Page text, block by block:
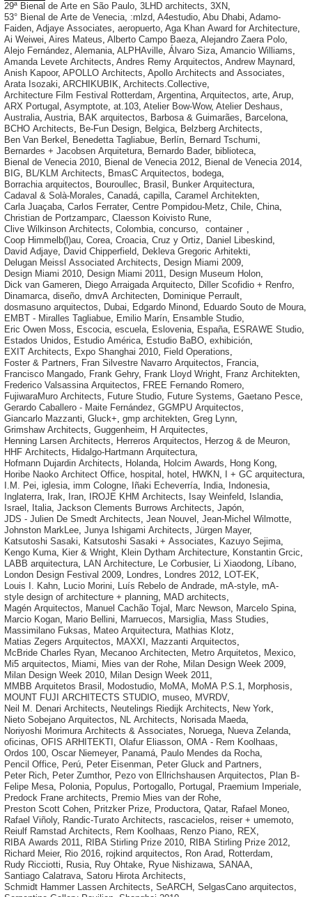
29ª Bienal de Arte en São Paulo, 3LHD architects, 3XN,
53° Bienal de Arte de Venecia, :mlzd, A4estudio, Abu Dhabi, Adamo-
Faiden, Adjaye Associates, aeropuerto, Aga Khan Award for Architecture,
Ai Weiwei, Aires Mateus, Alberto Campo Baeza, Alejandro Zaera Polo,
Alejo Fernández, Alemania, ALPHAville, Álvaro Siza, Amancio Williams,
Amanda Levete Architects, Andres Remy Arquitectos, Andrew Maynard,
Anish Kapoor, APOLLO Architects, Apollo Architects and Associates,
Arata Isozaki, ARCHIKUBIK, Architects.Collective,
Architecture Film Festival Rotterdam, Argentina, Arquitectos, arte, Arup,
ARX Portugal , Asymptote, at.103, Atelier Bow-Wow, Atelier Deshaus,
Australia, Austria, BAK arquitectos, Barbosa & Guimarães, Barcelona,
BCHO Architects, Be-Fun Design, Belgica, Belzberg Architects,
Ben Van Berkel , Benedetta Tagliabue, Berlín, Bernard Tschumi,
Bernardes + Jacobsen Arquitetura, Bernardo Bader, biblioteca,
Bienal de Venecia 2010, Bienal de Venecia 2012, Bienal de Venecia 2014,
BIG, BL/KLM Architects, BmasC Arquitectos, bodega,
Borrachia arquitectos, Bouroullec, Brasil , Bunker Arquitectura,
Cadaval & Solà-Morales, Canadá, capilla, Caramel Architekten,
Carla Juaçaba, Carlos Ferrater, Centre Pompidou-Metz, Chile, China,
Christian de Portzamparc, Claesson Koivisto Rune,
Clive Wilkinson Architects, Colombia, concurso, container ,
Coop Himmelb(l)au, Corea, Croacia, Cruz y Ortiz, Daniel Libeskind,
David Adjaye, David Chipperfield, Dekleva Gregoric Arhitekti,
Delugan Meissl Associated Architects, Design Miami 2009,
Design Miami 2010, Design Miami 2011, Design Museum Holon,
Dick van Gameren, Diego Arraigada Arquitecto, Diller Scofidio + Renfro,
Dinamarca, diseño, dmvA Architecten, Dominique Perrault,
dosmasuno arquitectos, Dubai, Edgardo Minond, Eduardo Souto de Moura,
EMBT - Miralles Tagliabue, Emilio Marín, Ensamble Studio,
Eric Owen Moss, Escocia, escuela, Eslovenia, España, ESRAWE Studio,
Estados Unidos, Estudio América, Estudio BaBO, exhibición,
EXIT Architects, Expo Shanghai 2010, Field Operations,
Foster & Partners, Fran Silvestre Navarro Arquitectos, Francia,
Francisco Mangado, Frank Gehry, Frank Lloyd Wright, Franz Architekten,
Frederico Valsassina Arquitectos, FREE Fernando Romero,
FujiwaraMuro Architects, Future Studio, Future Systems, Gaetano Pesce,
Gerardo Caballero - Maite Fernández, GGMPU Arquitectos,
Giancarlo Mazzanti, Gluck+, gmp architekten, Greg Lynn,
Grimshaw Architects, Guggenheim, H Arquitectes,
Henning Larsen Architects, Herreros Arquitectos, Herzog & de Meuron,
HHF Architects, Hidalgo-Hartmann Arquitectura,
Hofmann Dujardin Architects, Holanda, Holcim Awards, Hong Kong,
Horibe Naoko Architect Office, hospital , hotel , HWKN, I + GC arquitectura,
I.M. Pei, iglesia, imm Cologne, Iñaki Echeverría, India, Indonesia,
Inglaterra, Irak, Iran, IROJE KHM Architects, Isay Weinfeld, Islandia,
Israel , Italia, Jackson Clements Burrows Architects, Japón,
JDS - Julien De Smedt Architects, Jean Nouvel , Jean-Michel Wilmotte,
Johnston MarkLee, Junya Ishigami Architects, Jürgen Mayer,
Katsutoshi Sasaki, Katsutoshi Sasaki + Associates, Kazuyo Sejima,
Kengo Kuma, Kier & Wright, Klein Dytham Architecture, Konstantin Grcic,
LABB arquitectura, LAN Architecture, Le Corbusier, Li Xiaodong, Líbano,
London Design Festival 2009, Londres, Londres 2012, LOT-EK,
Louis I. Kahn, Lucio Morini, Luís Rebelo de Andrade, mA-style, mA-
style design of architecture + planning, MAD architects,
Magén Arquitectos, Manuel Cachão Tojal , Marc Newson, Marcelo Spina,
Marcio Kogan, Mario Bellini, Marruecos, Marsiglia, Mass Studies,
Massimilano Fuksas, Mateo Arquitectura, Mathias Klotz,
Matias Zegers Arquitectos, MAXXI , Mazzanti Arquitectos,
McBride Charles Ryan, Mecanoo Architecten, Metro Arquitetos, Mexico,
Mi5 arquitectos, Miami, Mies van der Rohe, Milan Design Week 2009,
Milan Design Week 2010, Milan Design Week 2011,
MMBB Arquitetos Brasil , Modostudio, MoMA, MoMA P.S.1, Morphosis,
MOUNT FUJI ARCHITECTS STUDIO, museo, MVRDV,
Neil M. Denari Architects, Neutelings Riedijk Architects, New York,
Nieto Sobejano Arquitectos, NL Architects, Norisada Maeda,
Noriyoshi Morimura Architects & Associates, Noruega, Nueva Zelanda,
oficinas, OFIS ARHITEKTI , Olafur Eliasson, OMA - Rem Koolhaas,
Ordos 100, Oscar Niemeyer, Panamá, Paulo Mendes da Rocha,
Pencil Office, Perú, Peter Eisenman, Peter Gluck and Partners,
Peter Rich, Peter Zumthor, Pezo von Ellrichshausen Arquitectos, Plan B-
Felipe Mesa, Polonia, Populus, Portogallo, Portugal , Praemium Imperiale,
Predock Frane architects, Premio Mies van der Rohe,
Preston Scott Cohen, Pritzker Prize, Productora, Qatar, Rafael Moneo,
Rafael Viñoly, Randic-Turato Architects, rascacielos, reiser + umemoto,
Reiulf Ramstad Architects, Rem Koolhaas, Renzo Piano, REX,
RIBA Awards 2011, RIBA Stirling Prize 2010, RIBA Stirling Prize 2012,
Richard Meier, Rio 2016, rojkind arquitectos, Ron Arad, Rotterdam,
Rudy Ricciotti, Rusia, Ruy Ohtake, Ryue Nishizawa, SANAA,
Santiago Calatrava, Satoru Hirota Architects,
Schmidt Hammer Lassen Architects, SeARCH , SelgasCano arquitectos,